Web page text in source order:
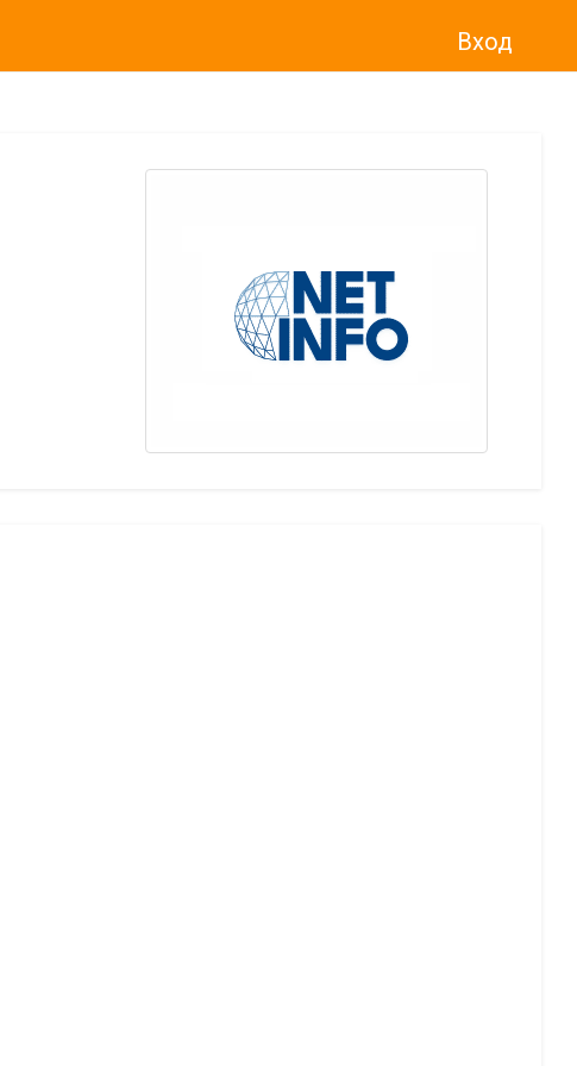
Вход
прекратява услугата Adwiseсчитано от01.01.2026 г